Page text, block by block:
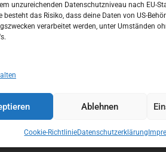
unzureichenden Datenschutzniveau nach EU-
besteht das Risiko, dass deine Daten von US-
verarbeitet werden, unter Umständen
Ablehnen
Cookie-RichtlinieDatenschutzerklärung
10 11 12 13
17 18 19 20